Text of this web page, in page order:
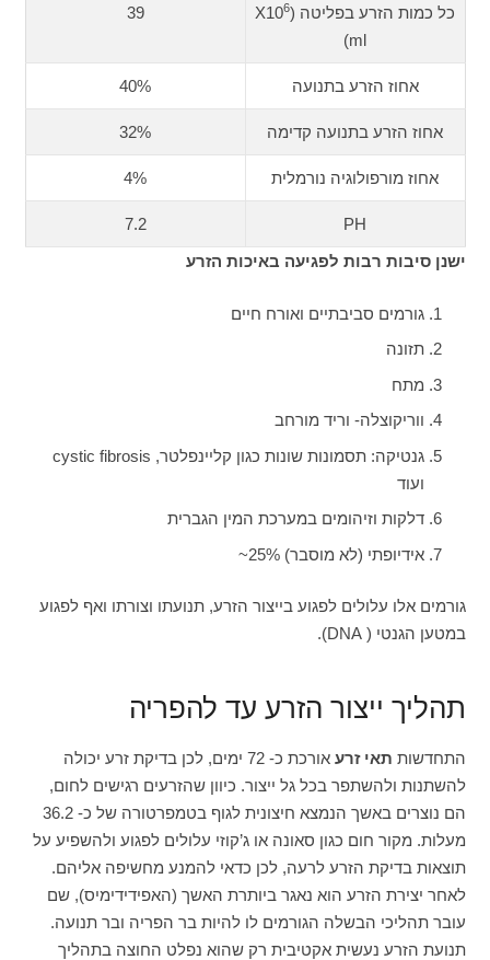
כל כמות הזרע בפליטה (X106
ml)
39
אחוז הזרע בתנועה 40%
אחוז הזרע בתנועה קדימה 32%
אחוז מורפולוגיה נורמלית 4%
PH
7.2
ישנן סיבות רבות לפגיעה באיכות הזרע
גורמים סביבתיים ואורח חיים
תזונה
מתח
ווריקוצלה- וריד מורחב
גנטיקה: תסמונות שונות כגון קליינפלטר, cystic fibrosis
ועוד
דלקות וזיהומים במערכת המין הגברית
אידיופתי (לא מוסבר) 25%~
גורמים אלו עלולים לפגוע בייצור הזרע, תנועתו וצורתו ואף לפגוע
במטען הגנטי ( DNA).
תהליך ייצור הזרע עד להפריה
התחדשות תאי זרע
אורכת כ- 72 ימים, לכן בדיקת זרע יכולה
להשתנות ולהשתפר בכל גל ייצור. כיוון שהזרעים רגישים לחום,
הם נוצרים באשך הנמצא חיצונית לגוף בטמפרטורה של כ- 36.2
מעלות. מקור חום כגון סאונה או ג’קוזי עלולים לפגוע ולהשפיע על
תוצאות בדיקת הזרע לרעה, לכן כדאי להמנע מחשיפה אליהם.
לאחר יצירת הזרע הוא נאגר ביותרת האשך (האפידידימיס), שם
עובר תהליכי הבשלה הגורמים לו להיות בר הפריה ובר תנועה.
תנועת הזרע נעשית אקטיבית רק שהוא נפלט החוצה בתהליך